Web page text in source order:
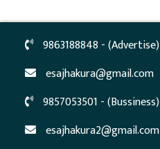
9863188848 - (Advertise)
esajhakura@gmail.com
9857053501 - (Bussiness)
esajhakura2@gmail.com